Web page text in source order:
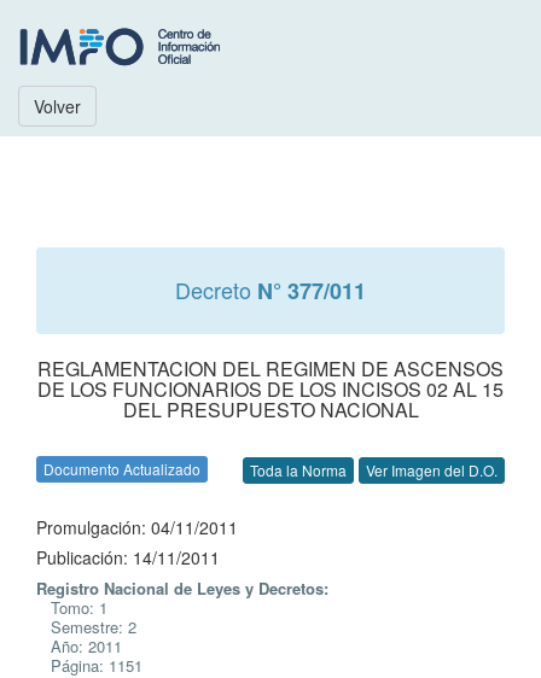
Volver
Decreto N° 377/011
REGLAMENTACION DEL REGIMEN DE ASCENSOS
DE LOS FUNCIONARIOS DE LOS INCISOS 02 AL 15
DEL PRESUPUESTO NACIONAL
Documento Actualizado Toda la Norma Ver Imagen del D.O.
Promulgación: 04/11/2011
Publicación: 14/11/2011
Registro Nacional de Leyes y Decretos:
Tomo: 1
Semestre: 2
Año: 2011
Página: 1151